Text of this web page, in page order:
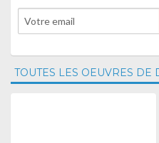
TOUTES LES OEUVRES DE